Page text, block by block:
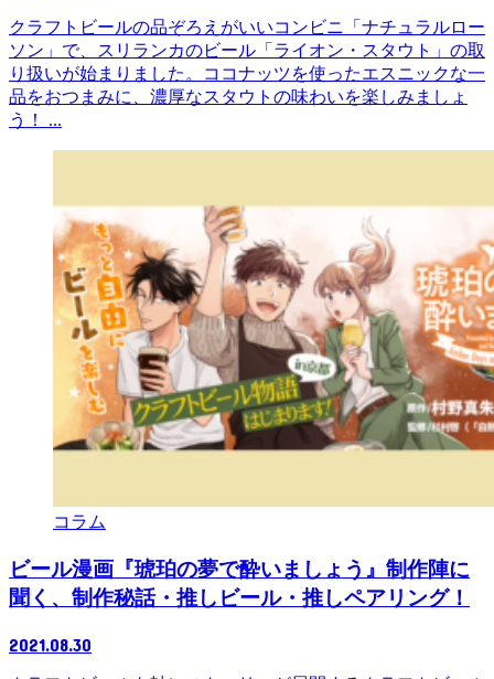
クラフトビールの品ぞろえがいいコンビニ「ナチュラルロー
ソン」で、スリランカのビール「ライオン・スタウト」の取
り扱いが始まりました。ココナッツを使ったエスニックな一
品をおつまみに、濃厚なスタウトの味わいを楽しみましょ
う！ ...
コラム
ビール漫画『琥珀の夢で酔いましょう』制作陣に
聞く、制作秘話・推しビール・推しペアリング！
2021.08.30